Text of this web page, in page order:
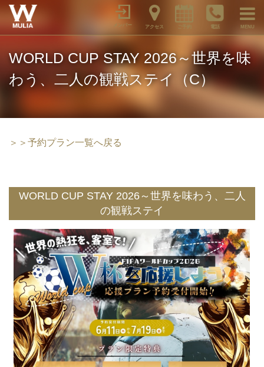
メンバー アクセス 電話 MENU
WORLD CUP STAY 2026～世界を味
わう、二人の観戦ステイ（C）
＞＞予約プラン一覧へ戻る
WORLD CUP STAY 2026～世界を味わう、二人
の観戦ステイ